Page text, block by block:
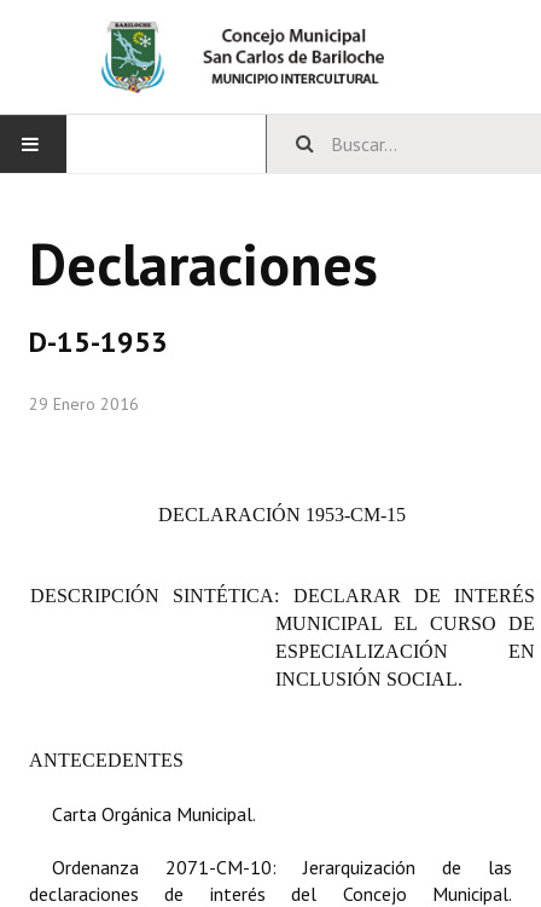
CONCEJO
Concejales Mandato Cumplido
Reglamento Interno
Digesto
Declaraciones
D-15-1953
29 Enero 2016
DECLARACIÓN 1953-CM-15
DESCRIPCIÓN SINTÉTICA: DECLARAR DE INTERÉS
MUNICIPAL EL CURSO DE
ESPECIALIZACIÓN EN
INCLUSIÓN SOCIAL.
ANTECEDENTES
Carta Orgánica Municipal.
Ordenanza 2071-CM-10: Jerarquización de las
declaraciones de interés del Concejo Municipal.